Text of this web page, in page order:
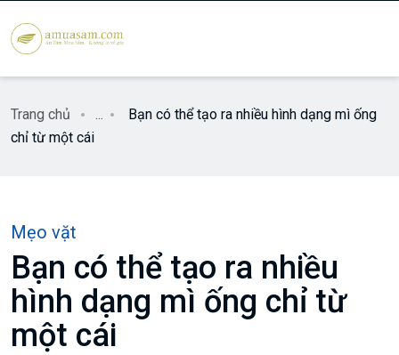
Trang chủ ...
Bạn có thể tạo ra nhiều hình dạng mì ống
chỉ từ một cái
Mẹo vặt
Bạn có thể tạo ra nhiều
hình dạng mì ống chỉ từ
một cái